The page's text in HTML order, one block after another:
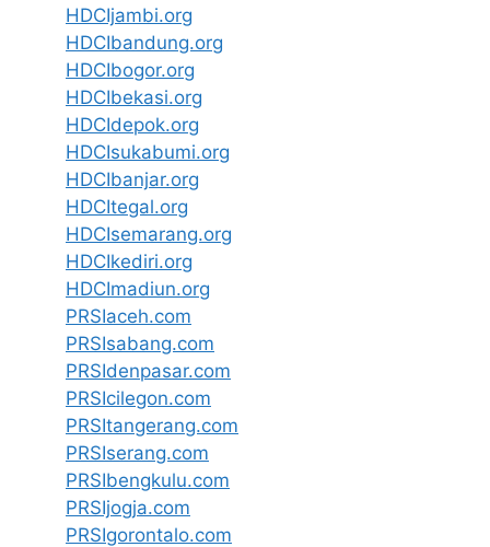
HDCIjambi.org
HDCIbandung.org
HDCIbogor.org
HDCIbekasi.org
HDCIdepok.org
HDCIsukabumi.org
HDCIbanjar.org
HDCItegal.org
HDCIsemarang.org
HDCIkediri.org
HDCImadiun.org
PRSIaceh.com
PRSIsabang.com
PRSIdenpasar.com
PRSIcilegon.com
PRSItangerang.com
PRSIserang.com
PRSIbengkulu.com
PRSIjogja.com
PRSIgorontalo.com